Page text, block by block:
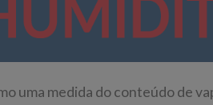
uma medida do conteúdo de